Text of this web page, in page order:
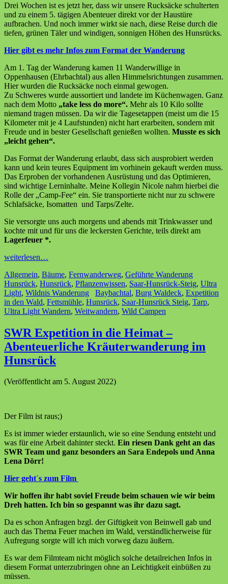
Drei Wochen ist es jetzt her, dass wir unsere Rucksäcke schulterten
und zu einem 5. tägigen Abenteuer direkt vor der Haustüre
aufbrachen. Und noch immer wirkt sie nach, diese Reise durch die
tiefen, grünen Täler und windigen, sonnigen Höhen des Hunsrücks.
Hier gibt es mehr Infos zum Format der Wanderung
Am 1. Tag der Wanderung kamen 11 Wanderwillige in
Oppenhausen (Ehrbachtal) aus allen Himmelsrichtungen zusammen.
Hier wurden die Rucksäcke noch einmal gewogen.
Zu Schweres wurde aussortiert und landete im Küchenwagen. Ganz
nach dem Motto „take less do more“. Mehr als 10 Kilo sollte
niemand tragen müssen. Da wir die Tagesetappen (meist um die 15
Kilometer mit je 4 Laufstunden) nicht hart erarbeiten, sondern mit
Freude und in bester Gesellschaft genießen wollten. Musste es sich
„leicht gehen“.
Das Format der Wanderung erlaubt, dass sich ausprobiert werden
kann und kein teures Equipment im vorhinein gekauft werden muss.
Das Erproben der vorhandenen Ausrüstung und das Optimieren,
sind wichtige Lerninhalte. Meine Kollegin Nicole nahm hierbei die
Rolle der „Camp-Fee“ ein. Sie transportierte nicht nur zu schwere
Schlafsäcke, Isomatten und Tarps/Zelte.
Sie versorgte uns auch morgens und abends mit Trinkwasser und
kochte mit und für uns die leckersten Gerichte, teils direkt am
Lagerfeuer *.
weiterlesen…
Allgemein, Bäume, Fernwanderweg, Geführte Wanderung
Hunsrück, Hunsrück, Pflanzenwissen, Saar-Hunsrück-Steig, Ultra
Light, Wildnis Wanderung Baybachtal, Burg Waldeck, Expetition
in den Wald, Fettsmühle, Hunsrück, Saar-Hunsrück Steig, Tarp,
Ultra Light Wandern, Weitwandern, Wild Campen
SWR Expetition in die Heimat –
Abenteuerliche Kräuterwanderung im
Hunsrück
(Veröffentlicht am 5. August 2022)
Der Film ist raus;)
Es ist immer wieder erstaunlich, wie so eine Sendung entsteht und
was für eine Arbeit dahinter steckt. Ein riesen Dank geht an das
SWR Team und ganz besonders an Sara Endepols und Anna
Lena Dörr!
Hier geht`s zum Film
Wir hoffen ihr habt soviel Freude beim schauen wie wir beim
Dreh hatten. Ich bin so gespannt was ihr dazu sagt.
Da es schon Anfragen bzgl. der Giftigkeit von Beinwell gab und
auch das Thema Feuer machen im Wald, verständlicherweise für
Aufregung sorgte will ich mich vorweg dazu äußern.
Es war dem Filmteam nicht möglich solche detailreichen Infos in
diesem Format unterzubringen ohne an Leichtigkeit einbüßen zu
müssen.